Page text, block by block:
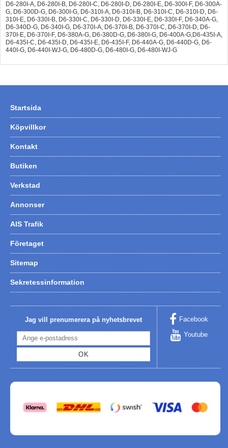
D6-280I-A, D6-280I-B, D6-280I-C, D6-280I-D, D6-280I-E, D6-300I-F, D6-300A-
G, D6-300D-G, D6-300I-G, D6-310I-A, D6-310I-B, D6-310I-C, D6-310I-D, D6-
310I-E, D6-330I-B, D6-330I-C, D6-330I-D, D6-330I-E, D6-330I-F, D6-340A-G,
D6-340D-G, D6-340I-G, D6-370I-A, D6-370I-B, D6-370I-C, D6-370I-D, D6-
370I-E, D6-370I-F, D6-380A-G, D6-380D-G, D6-380I-G, D6-400A-G,D6-435I-A,
D6-435I-C, D6-435I-D, D6-435I-E, D6-435I-F, D6-440A-G, D6-440D-G, D6-
440I-G, D6-440I-WJ-G, D6-480D-G, D6-480I-G, D6-480I-WJ-G
Startsida
Köpvillkor
Kontakt
Butiken
Verkstad
Annonser
AIS Trafik
Företaget
Sitemap
Sekretessinformation
Jag vill prenumerera på nyhetsbrevet
OK
Facebook
Youtube